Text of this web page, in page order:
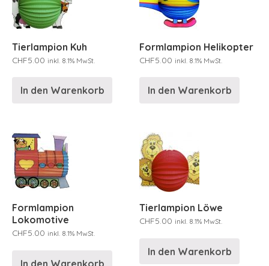
Tierlampion Kuh
CHF5.00 inkl. 8.1% MwSt.
In den Warenkorb
Formlampion Helikopter
CHF5.00 inkl. 8.1% MwSt.
In den Warenkorb
Formlampion
Lokomotive
CHF5.00 inkl. 8.1% MwSt.
In den Warenkorb
Tierlampion Löwe
CHF5.00 inkl. 8.1% MwSt.
In den Warenkorb